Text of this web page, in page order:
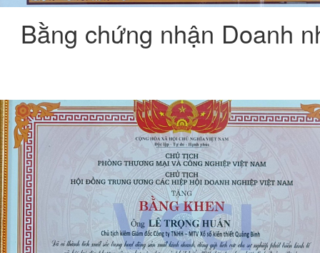
Bằng chứng nhận Doanh